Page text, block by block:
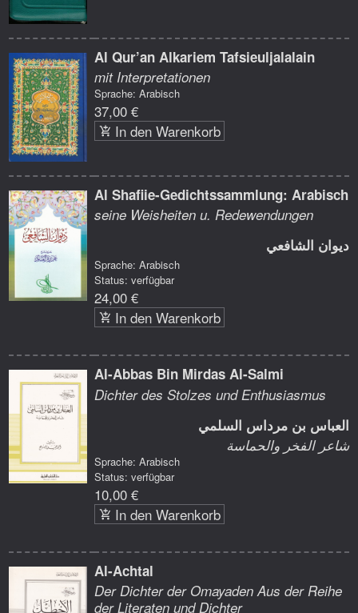
Al Qur’an Alkariem Tafsieuljalalain
mit Interpretationen
Sprache: Arabisch
37,00 €
In den Warenkorb
Al Shafiie-Gedichtssammlung: Arabisch
seine Weisheiten u. Redewendungen
ديوان الشافعي
Sprache: Arabisch
Status: verfügbar
24,00 €
In den Warenkorb
Al-Abbas Bin Mirdas Al-Salmi
Dichter des Stolzes und Enthusiasmus
العباس بن مرداس السلمي
شاعر الفخر والحماسة
Sprache: Arabisch
Status: verfügbar
10,00 €
In den Warenkorb
Al-Achtal
Der Dichter der Omayaden Aus der Reihe
der Literaten und Dichter